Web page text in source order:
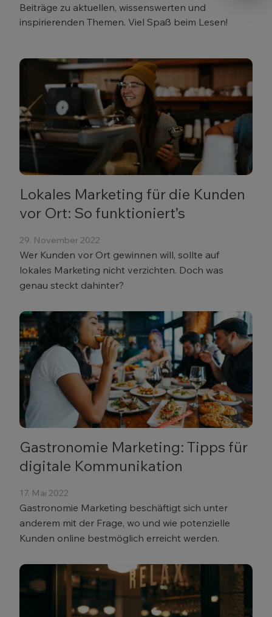
Beiträge zu aktuellen, wissenswerten und
inspirierenden Themen. Viel Spaß beim Lesen!
Lokales Marketing für die Kunden
vor Ort: So funktioniert’s
29. November 2022
Wer Kunden vor Ort gewinnen will, sollte auf
lokales Marketing nicht verzichten. Doch was
genau steckt dahinter?
Gastronomie Marketing: Tipps für
digitale Kommunikation
17. Mai 2022
Gastronomie Marketing beschäftigt sich unter
anderem mit der Frage, wo und wie potenzielle
Kunden online bestmöglich erreicht werden.